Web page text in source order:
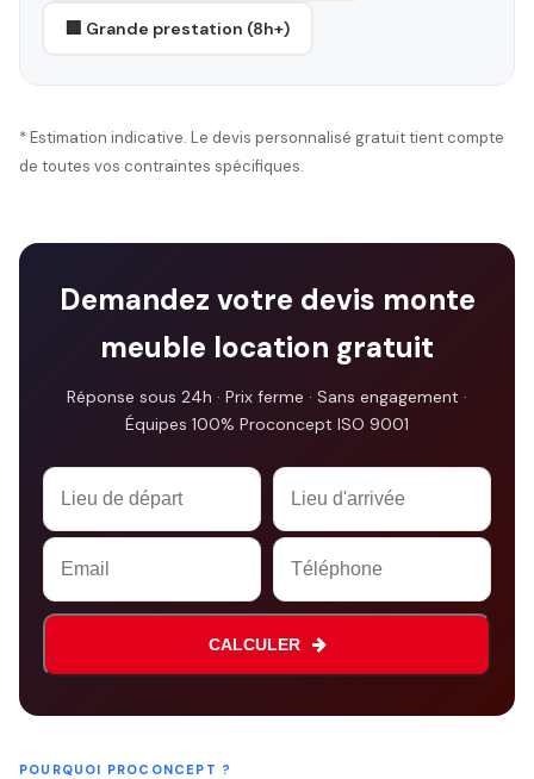
🏢 Grande prestation (8h+)
* Estimation indicative. Le devis personnalisé gratuit tient compte
de toutes vos contraintes spécifiques.
Demandez votre devis monte
meuble location gratuit
Réponse sous 24h · Prix ferme · Sans engagement ·
Équipes 100% Proconcept ISO 9001
Business
CALCULER
POURQUOI PROCONCEPT ?